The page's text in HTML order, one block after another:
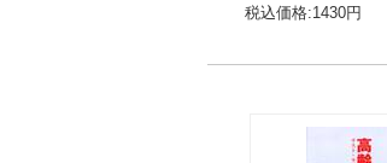
税込価格:1430円